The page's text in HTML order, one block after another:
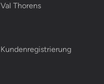
Val Thorens
Kundenregistrierung